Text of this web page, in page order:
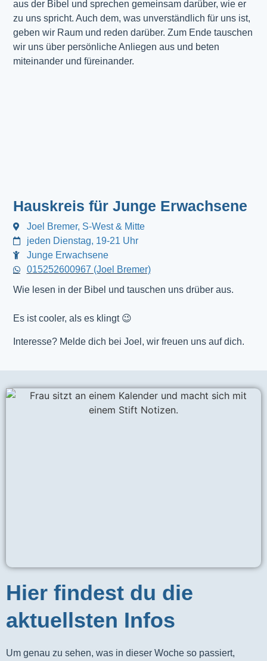
aus der Bibel und sprechen gemeinsam darüber, wie er
zu uns spricht. Auch dem, was unverständlich für uns ist,
geben wir Raum und reden darüber. Zum Ende tauschen
wir uns über persönliche Anliegen aus und beten
miteinander und füreinander.
Hauskreis für Junge Erwachsene
Joel Bremer, S-West & Mitte
jeden Dienstag, 19-21 Uhr
Junge Erwachsene
015252600967 (Joel Bremer)
Wie lesen in der Bibel und tauschen uns drüber aus.
Es ist cooler, als es klingt 😉
Interesse? Melde dich bei Joel, wir freuen uns auf dich.
Hier findest du die
aktuellsten Infos
Um genau zu sehen, was in dieser Woche so passiert,